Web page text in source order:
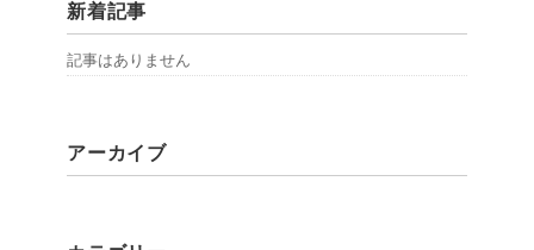
新着記事
記事はありません
アーカイブ